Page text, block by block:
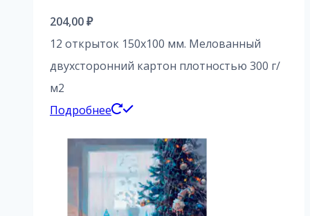
204,00₽
12 открыток 150х100 мм. Мелованный
двухсторонний картон плотностью 300 г/
м2
Подробнее